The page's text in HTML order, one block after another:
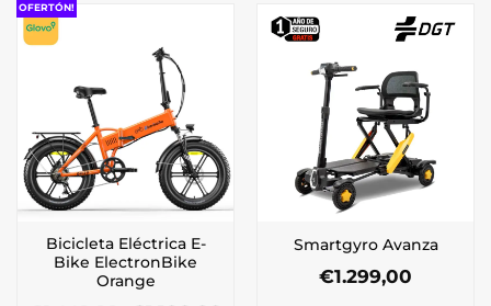
OFERTÓN!
Bicicleta Eléctrica E-
Bike ElectronBike
Orange
Smartgyro Avanza
€1.299,00